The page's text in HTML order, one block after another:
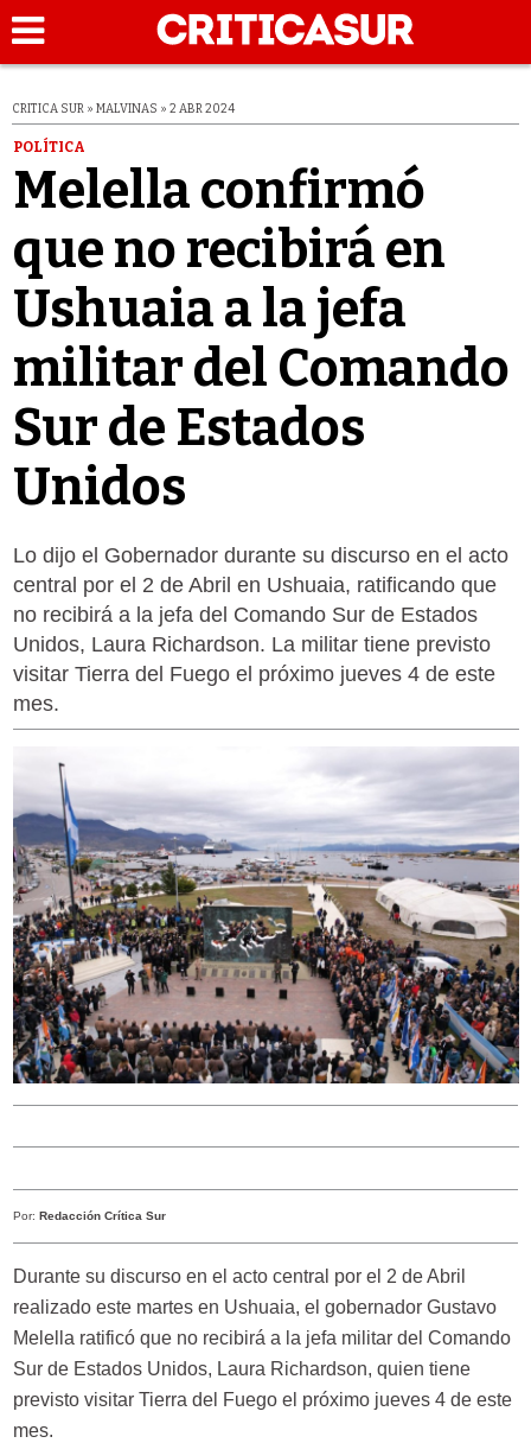
CRITICA SUR » MALVINAS » 2 ABR 2024
POLÍTICA
Melella confirmó
que no recibirá en
Ushuaia a la jefa
militar del Comando
Sur de Estados
Unidos
Lo dijo el Gobernador durante su discurso en el acto
central por el 2 de Abril en Ushuaia, ratificando que
no recibirá a la jefa del Comando Sur de Estados
Unidos, Laura Richardson. La militar tiene previsto
visitar Tierra del Fuego el próximo jueves 4 de este
mes.
Por: Redacción Crítica Sur
Durante su discurso en el acto central por el 2 de Abril
realizado este martes en Ushuaia, el gobernador Gustavo
Melella ratificó que no recibirá a la jefa militar del Comando
Sur de Estados Unidos, Laura Richardson, quien tiene
previsto visitar Tierra del Fuego el próximo jueves 4 de este
mes.